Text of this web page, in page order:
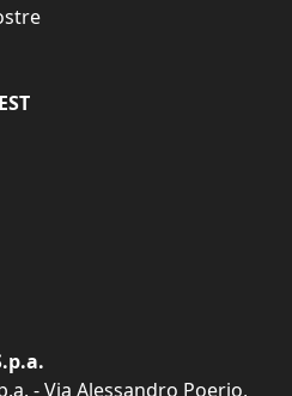
- Via Alessandro Poerio,